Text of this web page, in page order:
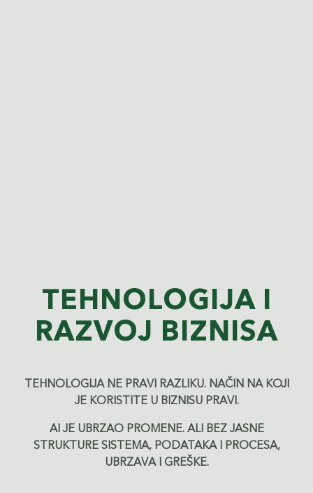
TEHNOLOGIJA I
RAZVOJ BIZNISA
TEHNOLOGIJA NE PRAVI RAZLIKU. NAČIN NA KOJI
JE KORISTITE U BIZNISU PRAVI.
AI JE UBRZAO PROMENE. ALI BEZ JASNE
STRUKTURE SISTEMA, PODATAKA I PROCESA,
UBRZAVA I GREŠKE.